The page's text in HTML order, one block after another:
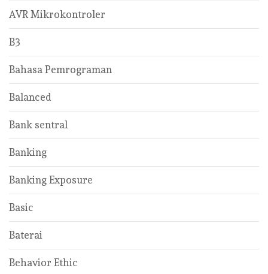
AVR Mikrokontroler
B3
Bahasa Pemrograman
Balanced
Bank sentral
Banking
Banking Exposure
Basic
Baterai
Behavior Ethic